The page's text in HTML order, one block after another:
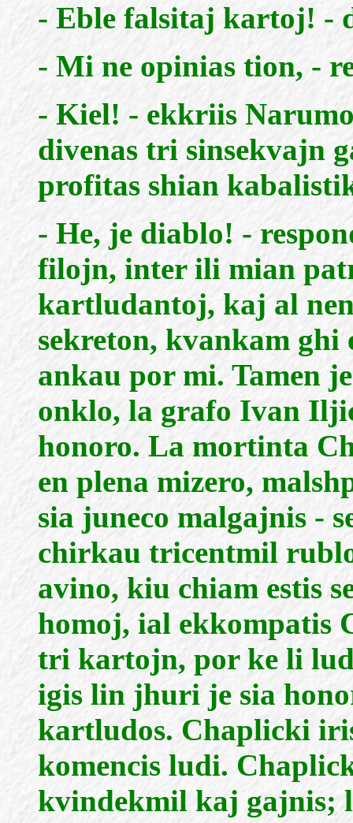
- Eble falsitaj kartoj! -
- Mi ne opinias tion, -
- Kiel! - ekkriis
divenas tri sinsekvajn
profitas shian
- He, je diablo! -
filojn, inter ili mian
kartludantoj, kaj al
sekreton, kvankam ghi
ankau por mi. Tamen
onklo, la grafo Ivan
honoro. La mortinta
en plena mizero,
sia juneco malgajnis -
chirkau tricentmil
avino, kiu chiam estis
homoj, ial ekkompatis
tri kartojn, por ke li
igis lin jhuri je sia
kartludos. Chaplicki
komencis ludi.
kvindekmil kaj